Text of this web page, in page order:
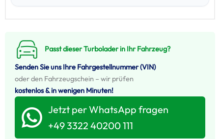
Passt dieser Turbolader in Ihr Fahrzeug?
Senden Sie uns Ihre Fahrgestellnummer (VIN)
oder den Fahrzeugschein – wir prüfen
kostenlos & in wenigen Minuten!
Jetzt per WhatsApp fragen
+49 3322 40200 111